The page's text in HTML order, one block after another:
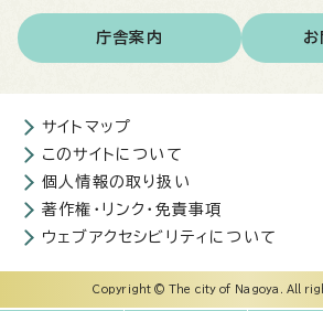
庁舎案内 お
サイトマップ
このサイトについて
個人情報の取り扱い
著作権・リンク・免責事項
ウェブアクセシビリティについて
Copyright © The city of Nagoya. All